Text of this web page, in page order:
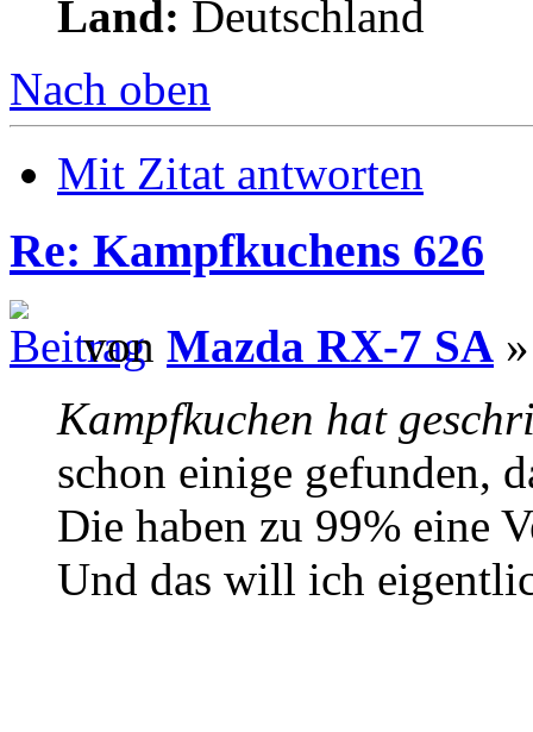
Land: Deutschland
Nach oben
Mit Zitat antworten
Re: Kampfkuchens 626
von Mazda RX-7 SA
Kampfkuchen hat
schon einige gefunden,
Die haben zu 99% eine
Und das will ich